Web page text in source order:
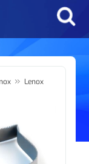
» Lenox